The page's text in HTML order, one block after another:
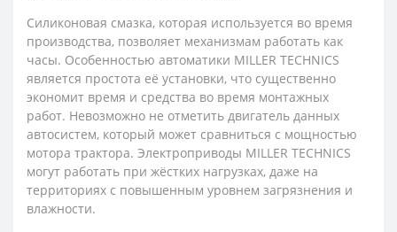
Силиконовая смазка, которая используется во время
производства, позволяет механизмам работать как
часы. Особенностью автоматики MILLER TECHNICS
является простота её установки, что существенно
экономит время и средства во время монтажных
работ. Невозможно не отметить двигатель данных
автосистем, который может сравниться с мощностью
мотора трактора. Электроприводы MILLER TECHNICS
могут работать при жёстких нагрузках, даже на
территориях с повышенным уровнем загрязнения и
влажности.